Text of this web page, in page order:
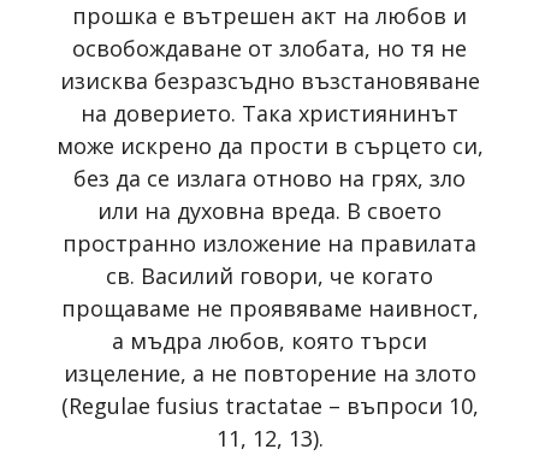
прошка е вътрешен акт на любов и
освобождаване от злобата, но тя не
изисква безразсъдно възстановяване
на доверието. Така християнинът
може искрено да прости в сърцето си,
без да се излага отново на грях, зло
или на духовна вреда. В своето
пространно изложение на правилата
св. Василий говори, че когато
прощаваме не проявяваме наивност,
а мъдра любов, която търси
изцеление, а не повторение на злото
(Regulae fusius tractatae – въпроси 10,
11, 12, 13).